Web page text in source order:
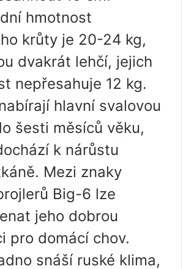
hmotnost
krůty je 20-24 kg,
dvakrát lehčí, jejich
nepřesahuje 12 kg.
hlavní svalovou
šesti měsíců věku,
k nárůstu
Mezi znaky
Big-6 lze
jeho dobrou
pro domácí chov.
snáší ruské klima,